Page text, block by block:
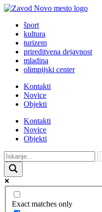
šport
kultura
turizem
prireditvena dejavnost
mladina
olimpijski center
Kontakti
Novice
Objekti
Kontakti
Novice
Objekti
Exact matches only